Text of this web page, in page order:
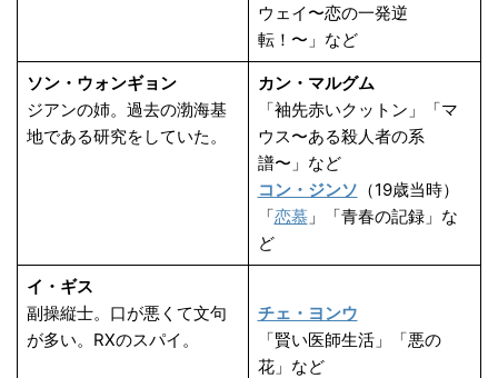
ウェイ〜恋の一発逆
転！〜」など
ソン・ウォンギョン
ジアンの姉。過去の渤海基
地である研究をしていた。
カン・マルグム
「袖先赤いクットン」「マ
ウス〜ある殺人者の系
譜〜」など
コン・ジンソ （19歳当時）
「恋慕」「青春の記録」な
ど
イ・ギス
副操縦士。口が悪くて文句
が多い。RXのスパイ。
チェ・ヨンウ
「賢い医師生活」「悪の
花」など